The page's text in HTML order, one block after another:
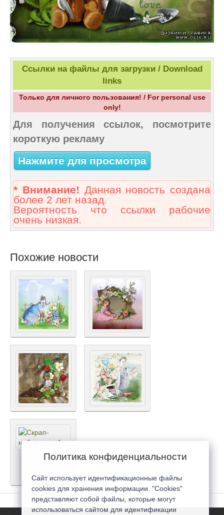
Ссылки на файлы для загрузки / Download
links
Только для личного пользования! / For personal use
only!
Для получения ссылок, посмотрите
короткую рекламу
Нажмите для просмотра
* Внимание! Данная новость создана
более 2 лет назад.
Вероятность что ссылки рабочие
очень низкая.
Похожие новости
Политика конфиденциальности
Сайт использует идентификационные файлы
cookies для хранения информации. "Cookies"
представляют собой файлы, которые могут
использоваться сайтом для идентификации